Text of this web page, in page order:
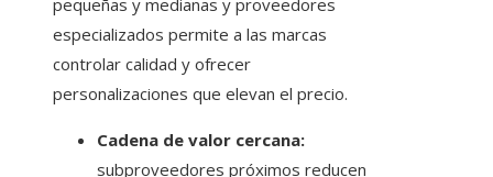
pequeñas y medianas y proveedores
especializados permite a las marcas
controlar calidad y ofrecer
personalizaciones que elevan el precio.
Cadena de valor cercana:
subproveedores próximos reducen